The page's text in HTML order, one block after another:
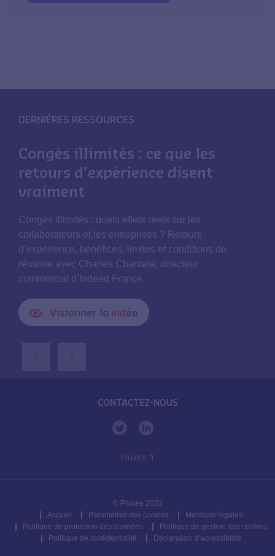
DERNIÈRES RESSOURCES
Congés illimités : ce que les
retours d’expérience disent
vraiment
Congés illimités : quels effets réels sur les
collaborateurs et les entreprises ? Retours
d’expérience, bénéfices, limites et conditions de
réussite avec Charles Chantala, directeur
commercial d’Indeed France.
Visionner la vidéo
‹ ›
CONTACTEZ-NOUS
pluxee.fr
© Pluxee 2023
Accueil
Paramètres des cookies
Mentions légales
Politique de protection des données
Politique de gestion des cookies
Politique de confidentialité
Déclaration d’accessibilité